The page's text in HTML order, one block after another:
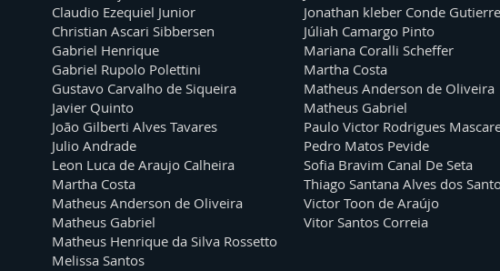
Claudio Ezequiel Junior
Christian Ascari Sibbersen
Gabriel Henrique
Gabriel Rupolo Polettini
Gustavo Carvalho de Siqueira
Javier Quinto
João Gilberti Alves Tavares
Julio Andrade
Leon Luca de Araujo Calheira
Martha Costa
Matheus Anderson de Oliveira
Matheus Gabriel
Matheus Henrique da Silva Rossetto
Melissa Santos
Jonathan kleber Conde
Júliah Camargo Pinto
Mariana Coralli Scheffer
Martha Costa
Matheus Anderson de Oliveira
Matheus Gabriel
Paulo Victor Rodrigues
Pedro Matos Pevide
Sofia Bravim Canal De Seta
Thiago Santana Alves dos
Victor Toon de Araújo
Vitor Santos Correia